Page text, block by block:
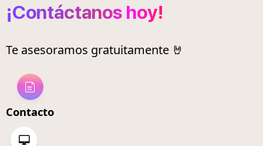
¡Contáctanos hoy!
Te asesoramos gratuitamente 🤘
Contacto